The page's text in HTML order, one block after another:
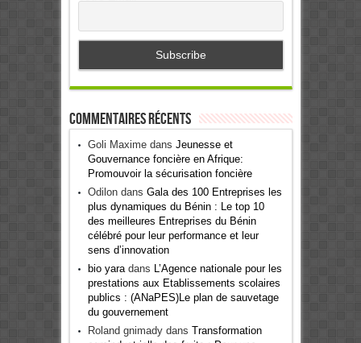
Commentaires récents
Goli Maximedans Jeunesse et
Gouvernance foncière en Afrique:
Promouvoir la sécurisation foncière
Odilondans Gala des 100 Entreprises les
plus dynamiques du Bénin : Le top 10
des meilleures Entreprises du Bénin
célébré pour leur performance et leur
sens d’innovation
bio yaradans L’Agence nationale pour les
prestations aux Etablissements scolaires
publics : (ANaPES)Le plan de sauvetage
du gouvernement
Roland gnimadydans Transformation